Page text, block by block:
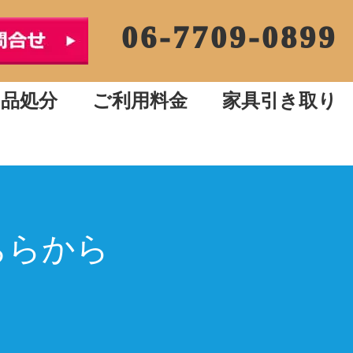
06-7709-0899
処分 ご利用料金 家具引き取り
から